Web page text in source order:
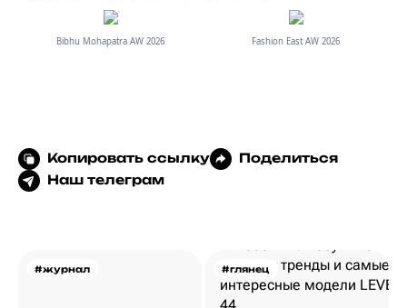
Bibhu Mohapatra AW 2026 Fashion East AW 2026
Копировать ссылку
Поделиться
Наш телеграм
#журнал #глянец